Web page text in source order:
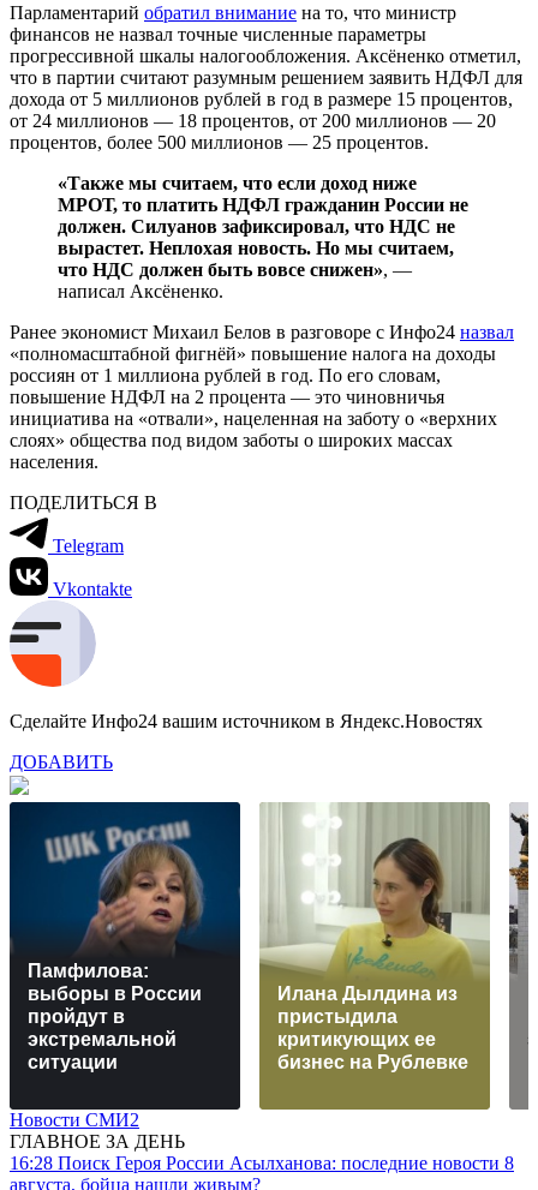
Парламентарий обратил внимание на то, что министр
финансов не назвал точные численные параметры
прогрессивной шкалы налогообложения. Аксёненко отметил,
что в партии считают разумным решением заявить НДФЛ для
дохода от 5 миллионов рублей в год в размере 15 процентов,
от 24 миллионов — 18 процентов, от 200 миллионов — 20
процентов, более 500 миллионов — 25 процентов.
«Также мы считаем, что если доход ниже
МРОТ, то платить НДФЛ гражданин России не
должен. Силуанов зафиксировал, что НДС не
вырастет. Неплохая новость. Но мы считаем,
что НДС должен быть вовсе снижен», —
написал Аксёненко.
Ранее экономист Михаил Белов в разговоре с Инфо24 назвал
«полномасштабной фигнёй» повышение налога на доходы
россиян от 1 миллиона рублей в год. По его словам,
повышение НДФЛ на 2 процента — это чиновничья
инициатива на «отвали», нацеленная на заботу о «верхних
слоях» общества под видом заботы о широких массах
населения.
ПОДЕЛИТЬСЯ В
Telegram
Vkontakte
Сделайте Инфо24 вашим источником в Яндекс.Новостях
ДОБАВИТЬ
Памфилова:
выборы в России
пройдут в
экстремальной
ситуации
Илана Дылдина из
пристыдила
критикующих ее
бизнес на Рублевке
Новости СМИ2
ГЛАВНОЕ ЗА ДЕНЬ
16:28 Поиск Героя России Асылханова: последние новости 8
августа, бойца нашли живым?